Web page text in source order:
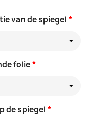
*
van de spiegel
*
folie
*
de spiegel